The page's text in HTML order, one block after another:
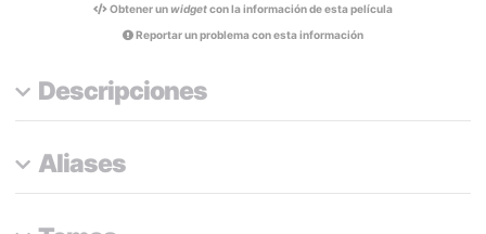
Obtener unwidgetcon la información de esta película
Reportar un problema con esta información
Descripciones
Aliases